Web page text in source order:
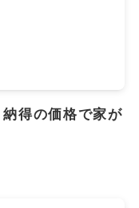
得の価格で家が